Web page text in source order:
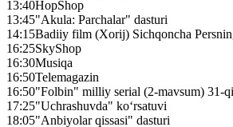
13:40HopShop
13:45"Akula: Parchalar" dasturi
14:15Badiiy film (Xorij) Sichqoncha
16:25SkyShop
16:30Musiqa
16:50Telemagazin
16:50"Folbin" milliy serial (2-mavsum) 31-
17:25"Uchrashuvda" ko‘rsatuvi
18:05"Anbiyolar qissasi" dasturi